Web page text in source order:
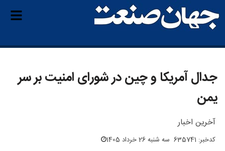
جدال آمریکا و چین در شورای امنیت بر سر
یمن
آخرین اخبار
کدخبر: 635741 سه شنبه 26 خرداد 1405